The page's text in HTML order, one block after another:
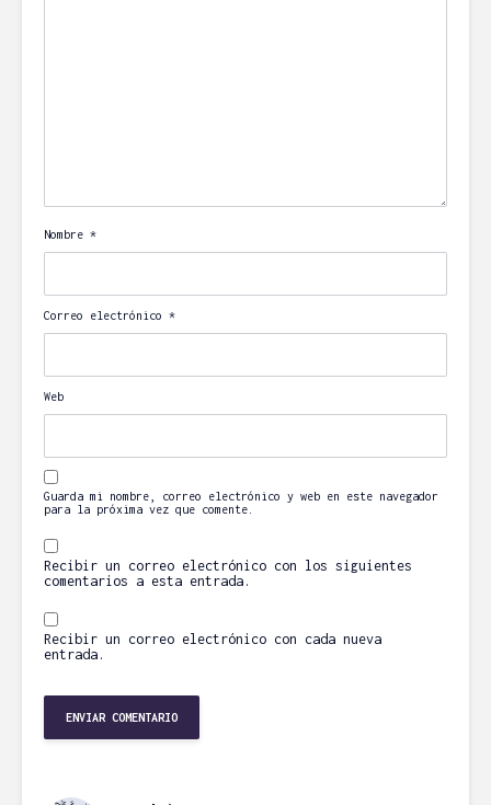
Nombre *
Correo electrónico *
Web
Guarda mi nombre, correo electrónico y web en este navegador
para la próxima vez que comente.
Recibir un correo electrónico con los siguientes
comentarios a esta entrada.
Recibir un correo electrónico con cada nueva
entrada.